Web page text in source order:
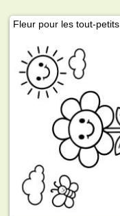
Fleur pour les tout-petits